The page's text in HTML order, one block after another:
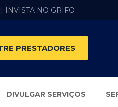
| INVISTA NO GRIFO
PRESTADORES
DIVULGAR SERVIÇOS